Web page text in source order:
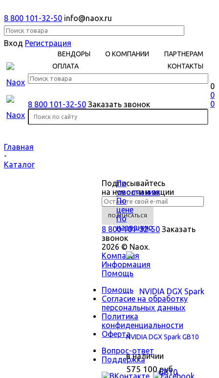
8 800 101-32-50 info@naox.ru
Вход Регистрация
ВЕНДОРЫ О КОМПАНИИ
ПАРТНЕРАМ
ОПЛАТА
КОНТАКТЫ
8 800 101-32-50 Заказать звонок
0
0
0
Главная
-
Каталог
По
умолчанию
По
цене
По
названию
NVIDIA DGX Spark GB10
в наличии
575 100 руб
Подписывайтесь
на новости и акции
8 800 101-32-50 Заказать
звонок
2026 © Naox.
Компания
Информация
Помощь
Помощь
Согласие на обработку
персональных данных
Политика
конфиденциальности
Оферта
Вопрос-ответ
Поддержка